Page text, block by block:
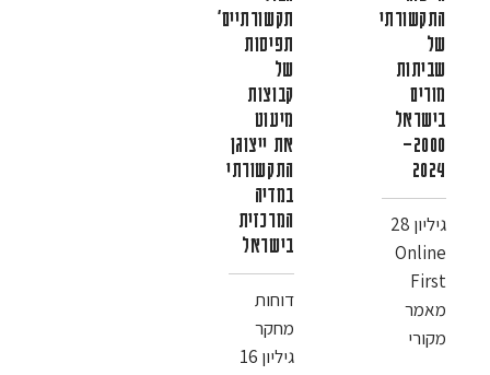
התקשורתי
של
שביתות
מורים
בישראל
2000–
2024
גיליון 28
Online
First
מאמר
מקורי
תקשורתיים”:
תפיסות
של
קבוצות
מיעוט
את ייצוגן
התקשורתי
במדיה
המרכזית
בישראל
דוחות
מחקר
גיליון 16